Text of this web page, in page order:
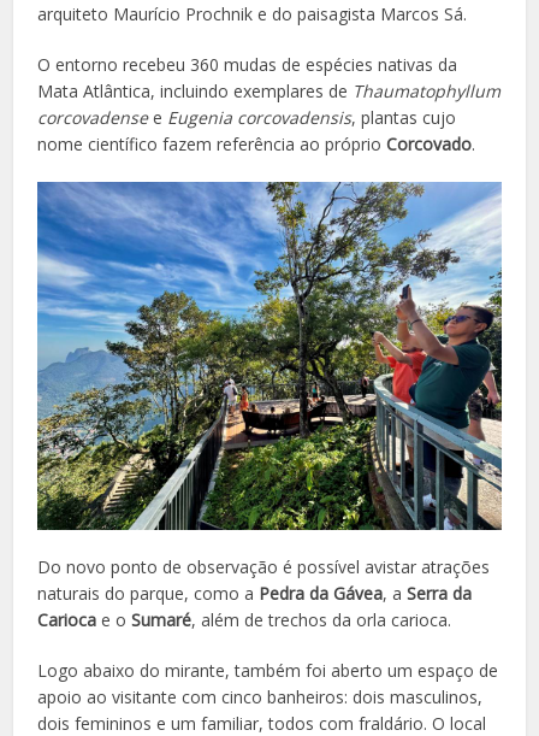
arquiteto Maurício Prochnik e do paisagista Marcos Sá.
O entorno recebeu 360 mudas de espécies nativas da
Mata Atlântica, incluindo exemplares de Thaumatophyllum
corcovadensee Eugenia corcovadensis, plantas cujo
nome científico fazem referência ao próprioCorcovado.
Do novo ponto de observação é possível avistar atrações
naturais do parque, como a Pedra da Gávea, aSerra da
Carioca e oSumaré, além de trechos da orla carioca.
Logo abaixo do mirante, também foi aberto um espaço de
apoio ao visitante com cinco banheiros: dois masculinos,
dois femininos e um familiar, todos com fraldário. O local